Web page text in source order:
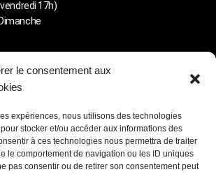
le consentement aux
expériences, nous utilisons des technologies
stocker et/ou accéder aux informations des
à ces technologies nous permettra de traiter
le comportement de navigation ou les ID uniques
pas consentir ou de retirer son consentement peut
17h)
service